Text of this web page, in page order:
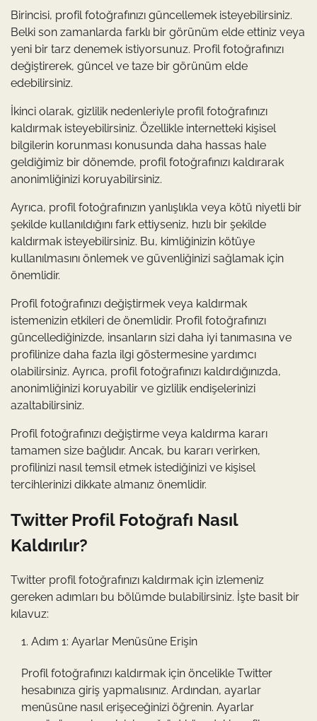
Birincisi, profil fotoğrafınızı güncellemek isteyebilirsiniz.
Belki son zamanlarda farklı bir görünüm elde ettiniz veya
yeni bir tarz denemek istiyorsunuz. Profil fotoğrafınızı
değiştirerek, güncel ve taze bir görünüm elde
edebilirsiniz.
İkinci olarak, gizlilik nedenleriyle profil fotoğrafınızı
kaldırmak isteyebilirsiniz. Özellikle internetteki kişisel
bilgilerin korunması konusunda daha hassas hale
geldiğimiz bir dönemde, profil fotoğrafınızı kaldırarak
anonimliğinizi koruyabilirsiniz.
Ayrıca, profil fotoğrafınızın yanlışlıkla veya kötü niyetli bir
şekilde kullanıldığını fark ettiyseniz, hızlı bir şekilde
kaldırmak isteyebilirsiniz. Bu, kimliğinizin kötüye
kullanılmasını önlemek ve güvenliğinizi sağlamak için
önemlidir.
Profil fotoğrafınızı değiştirmek veya kaldırmak
istemenizin etkileri de önemlidir. Profil fotoğrafınızı
güncellediğinizde, insanların sizi daha iyi tanımasına ve
profilinize daha fazla ilgi göstermesine yardımcı
olabilirsiniz. Ayrıca, profil fotoğrafınızı kaldırdığınızda,
anonimliğinizi koruyabilir ve gizlilik endişelerinizi
azaltabilirsiniz.
Profil fotoğrafınızı değiştirme veya kaldırma kararı
tamamen size bağlıdır. Ancak, bu kararı verirken,
profilinizi nasıl temsil etmek istediğinizi ve kişisel
tercihlerinizi dikkate almanız önemlidir.
Twitter Profil Fotoğrafı Nasıl
Kaldırılır?
Twitter profil fotoğrafınızı kaldırmak için izlemeniz
gereken adımları bu bölümde bulabilirsiniz. İşte basit bir
kılavuz:
Adım 1: Ayarlar Menüsüne Erişin
Profil fotoğrafınızı kaldırmak için öncelikle Twitter
hesabınıza giriş yapmalısınız. Ardından, ayarlar
menüsüne nasıl erişeceğinizi öğrenin. Ayarlar